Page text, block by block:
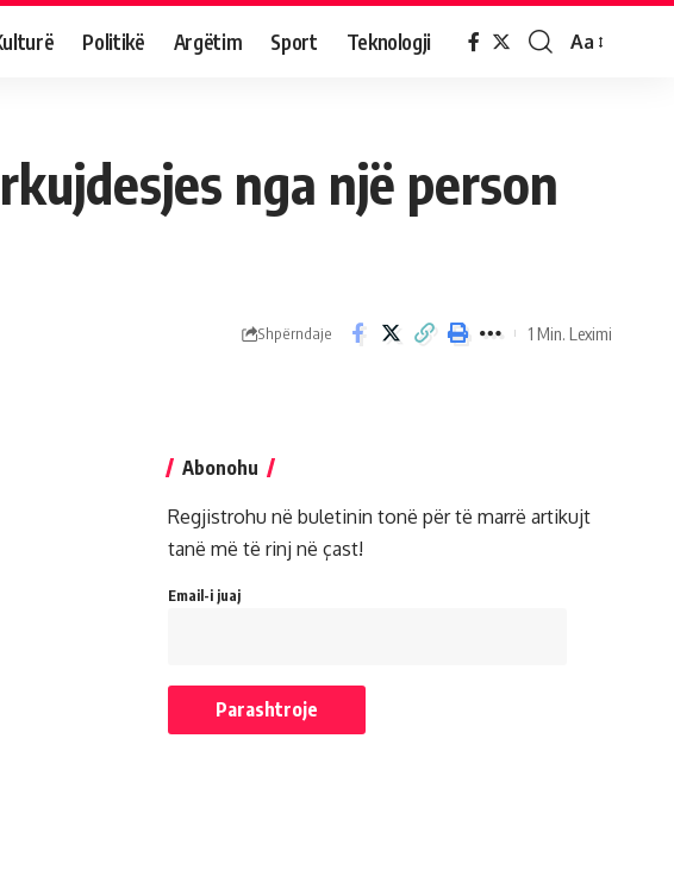
Politikë Argëtim Sport Teknologji Aa
nga një person
Shpërndaje 1 Min. Leximi
Abonohu
Regjistrohu në buletinin tonë për të marrë artikujt
tanë më të rinj në çast!
Email-i juaj